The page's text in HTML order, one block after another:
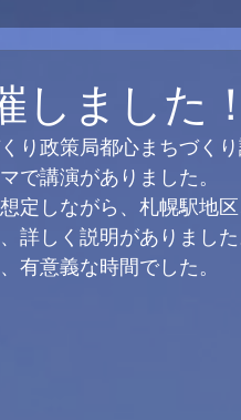
しました
り政策局都心まちづく
で講演がありました。
定しながら、札幌駅地
詳しく説明がありまし
有意義な時間でした。